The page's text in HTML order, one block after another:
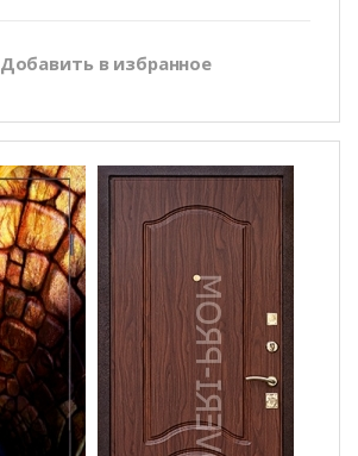
Добавить в избранное